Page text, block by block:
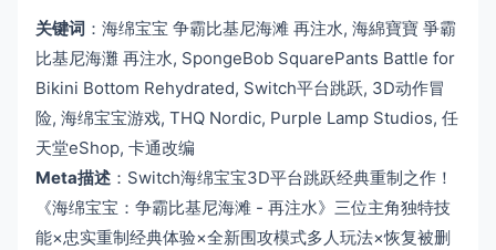
关键词 ：海绵宝宝 争霸比基尼海滩 再注水, 海綿寶寶 爭霸
比基尼海灘 再注水, SpongeBob SquarePants Battle for
Bikini Bottom Rehydrated, Switch平台跳跃, 3D动作冒
险, 海绵宝宝游戏, THQ Nordic, Purple Lamp Studios, 任
天堂eShop, 卡通改编
Meta描述 ：Switch海绵宝宝3D平台跳跃经典重制之作！
《海绵宝宝：争霸比基尼海滩 - 再注水》三位主角独特技
能×忠实重制经典体验×全新围攻模式多人玩法×恢复被删